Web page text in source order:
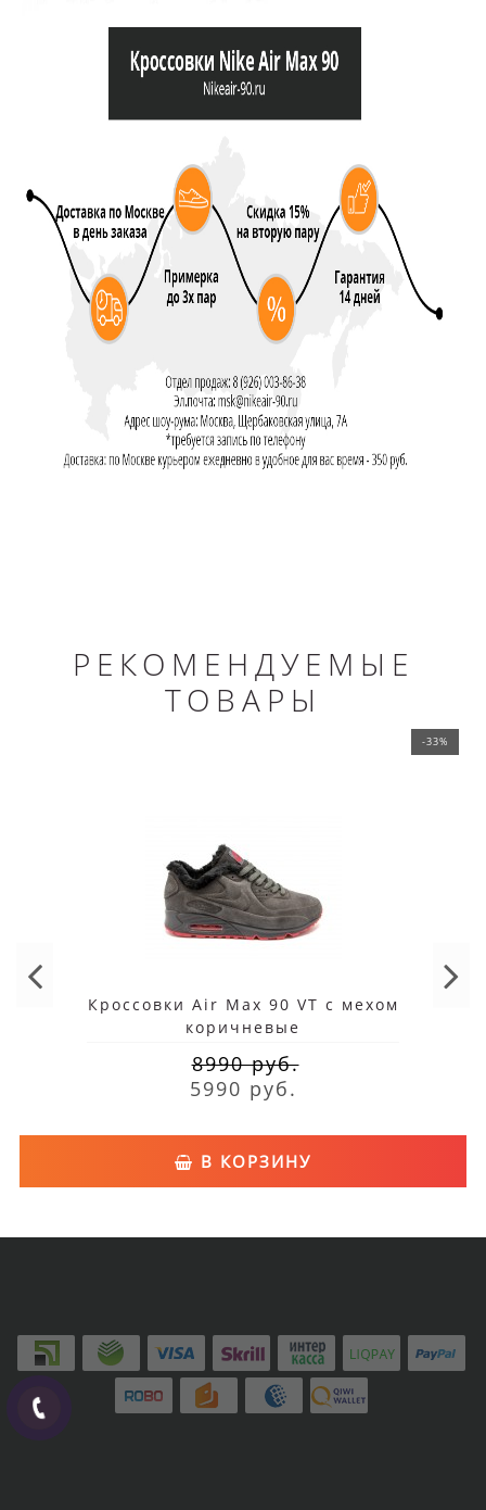
РЕКОМЕНДУЕМЫЕ
ТОВАРЫ
-33%
Кроссовки Air Max 90 VT с мехом
коричневые
8990 руб.
5990 руб.
В КОРЗИНУ